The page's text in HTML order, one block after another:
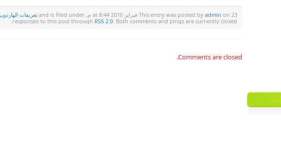
This entry was posted by admin on 23 فبراير 2010 at 8:44 م, and is filed under تعريفات الهاردوير
responses to this post through RSS 2.0 . Both comments and pings are currently closed.
Comments are closed.